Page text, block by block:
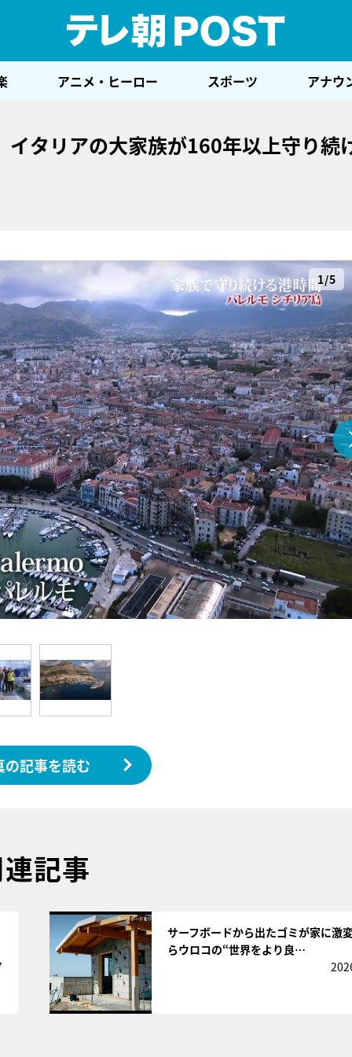
アニメ・ヒーロー スポーツ アナウ
タリアの大家族が160年以上守り続
1/5
の記事を読む
記事
サーフボードから出たゴミが家に激
らウロコの“世界をより良…
『アイ＝ラブ！げーみん
E齋藤樹愛羅＆佐々木舞
ビュー